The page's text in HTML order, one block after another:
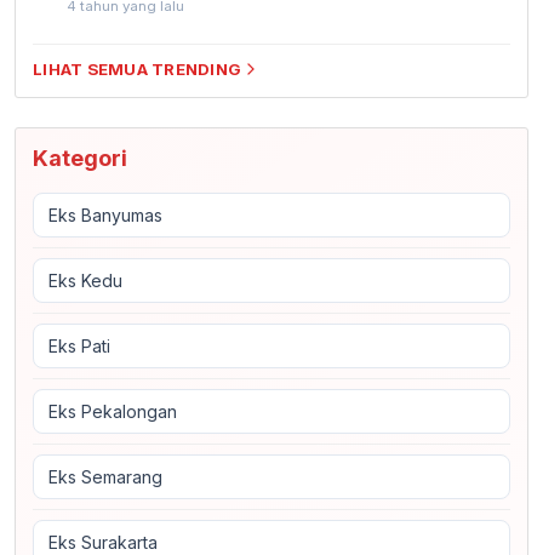
4 tahun yang lalu
LIHAT SEMUA TRENDING
Kategori
Eks Banyumas
Eks Kedu
Eks Pati
Eks Pekalongan
Eks Semarang
Eks Surakarta